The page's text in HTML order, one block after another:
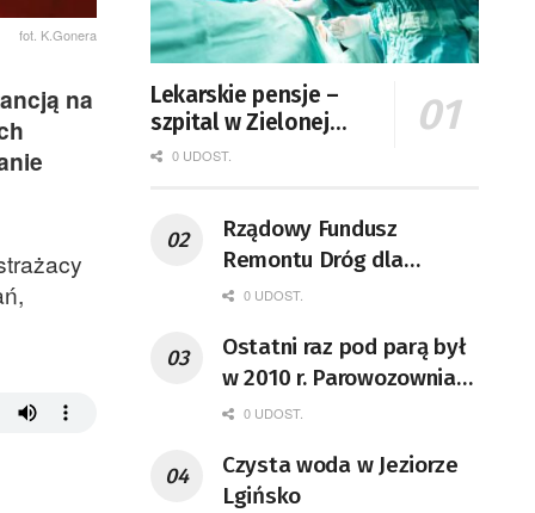
fot. K.Gonera
na
Lekarskie pensje –
szpital w Zielonej
Górze podaje dane
0 UDOST.
Rządowy Fundusz
Remontu Dróg dla
województwa lubuskiego
0 UDOST.
Ostatni raz pod parą był
w 2010 r. Parowozownia
Wolsztyn rozpocznie
65
0 UDOST.
Czysta woda w Jeziorze
Lgińsko